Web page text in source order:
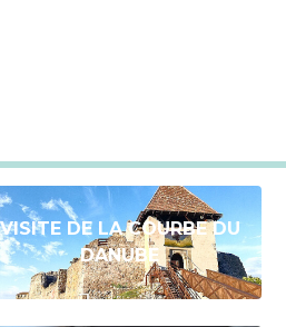
VISITE DE LA COURBE DU
DANUBE